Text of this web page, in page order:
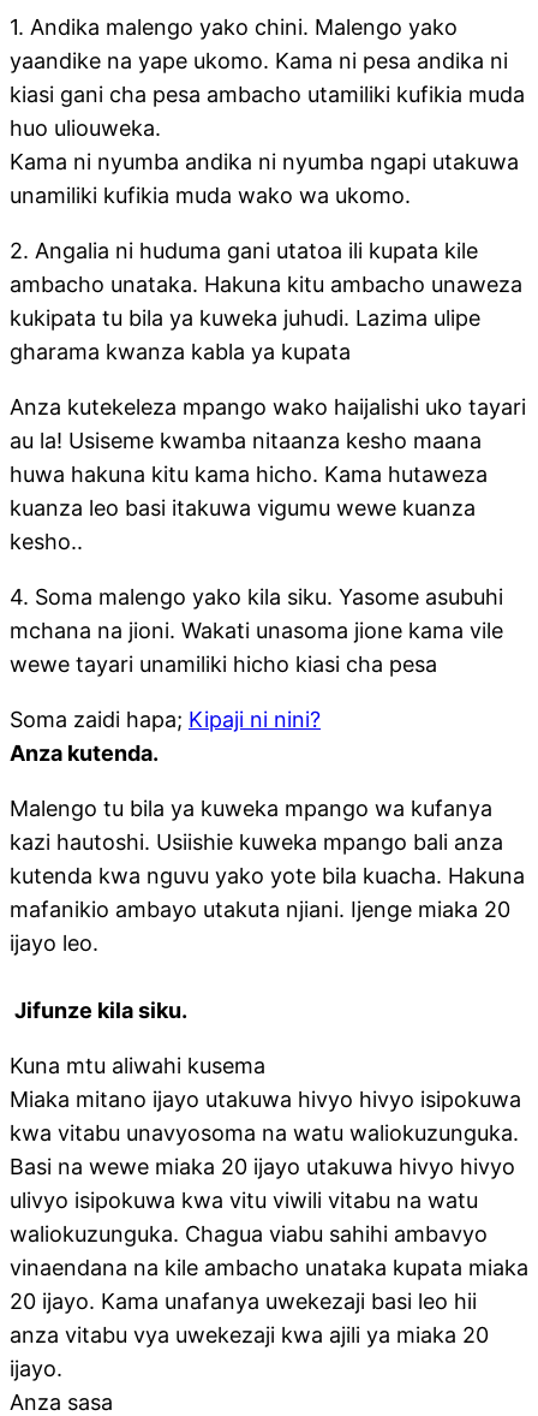
1. Andika malengo yako chini. Malengo yako
yaandike na yape ukomo. Kama ni pesa andika ni
kiasi gani cha pesa ambacho utamiliki kufikia muda
huo uliouweka.
Kama ni nyumba andika ni nyumba ngapi utakuwa
unamiliki kufikia muda wako wa ukomo.
2. Angalia ni huduma gani utatoa ili kupata kile
ambacho unataka. Hakuna kitu ambacho unaweza
kukipata tu bila ya kuweka juhudi. Lazima ulipe
gharama kwanza kabla ya kupata
Anza kutekeleza mpango wako haijalishi uko tayari
au la! Usiseme kwamba nitaanza kesho maana
huwa hakuna kitu kama hicho. Kama hutaweza
kuanza leo basi itakuwa vigumu wewe kuanza
kesho..
4. Soma malengo yako kila siku. Yasome asubuhi
mchana na jioni. Wakati unasoma jione kama vile
wewe tayari unamiliki hicho kiasi cha pesa
Soma zaidi hapa; Kipaji ni nini?
Anza kutenda.
Malengo tu bila ya kuweka mpango wa kufanya
kazi hautoshi. Usiishie kuweka mpango bali anza
kutenda kwa nguvu yako yote bila kuacha. Hakuna
mafanikio ambayo utakuta njiani. Ijenge miaka 20
ijayo leo.
Jifunze kila siku.
Kuna mtu aliwahi kusema
Miaka mitano ijayo utakuwa hivyo hivyo isipokuwa
kwa vitabu unavyosoma na watu waliokuzunguka.
Basi na wewe miaka 20 ijayo utakuwa hivyo hivyo
ulivyo isipokuwa kwa vitu viwili vitabu na watu
waliokuzunguka. Chagua viabu sahihi ambavyo
vinaendana na kile ambacho unataka kupata miaka
20 ijayo. Kama unafanya uwekezaji basi leo hii
anza vitabu vya uwekezaji kwa ajili ya miaka 20
ijayo.
Anza sasa